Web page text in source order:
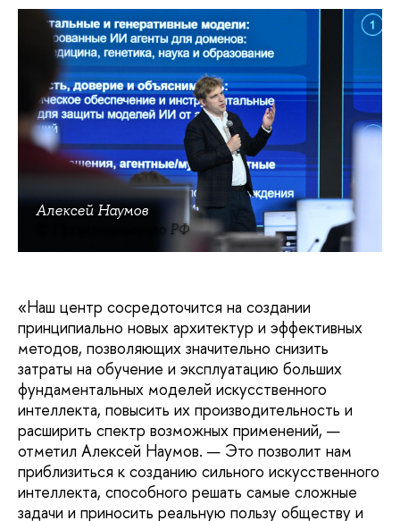
Алексей Наумов
© Правительство РФ
«Наш центр сосредоточится на создании
принципиально новых архитектур и эффективных
методов, позволяющих значительно снизить
затраты на обучение и эксплуатацию больших
фундаментальных моделей искусственного
интеллекта, повысить их производительность и
расширить спектр возможных применений, —
отметил Алексей Наумов. — Это позволит нам
приблизиться к созданию сильного искусственного
интеллекта, способного решать самые сложные
задачи и приносить реальную пользу обществу и